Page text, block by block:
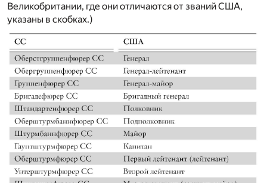
Великобритании, где они отличаются от званий США,
указаны в скобках.)